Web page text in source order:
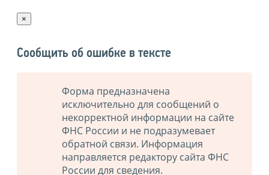
×
Сообщить об ошибке в тексте
Форма предназначена
исключительно для сообщений о
некорректной информации на сайте
ФНС России и не подразумевает
обратной связи. Информация
направляется редактору сайта ФНС
России для сведения.